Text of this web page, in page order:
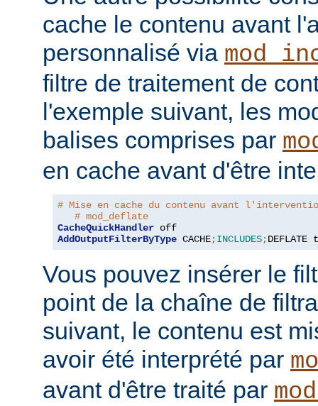
cache le contenu avant
personnalisé via
filtre de traitement de
l'exemple suivant, les
balises comprises par
en cache avant d'être
# Mise en cache du contenu avant
# mod_deflate
CacheQuickHandler
AddOutputFilterByType CACHE;INCLUDES;DEFLATE
Vous pouvez insérer le
point de la chaîne de
suivant, le contenu est
avoir été interprété par
avant d'être traité par